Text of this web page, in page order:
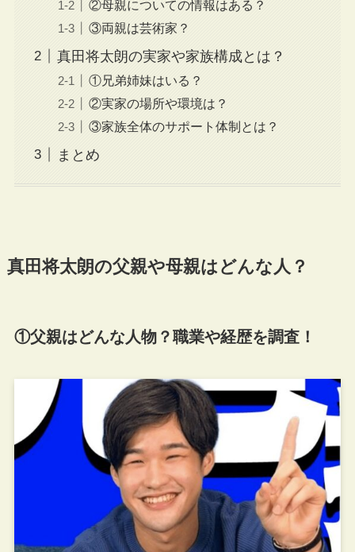
②母親についての情報はある？
③両親は芸術家？
真田将太朗の実家や家族構成とは？
①兄弟姉妹はいる？
②実家の場所や環境は？
③家族全体のサポート体制とは？
まとめ
真田将太朗の父親や母親はどんな人？
①父親はどんな人物？職業や経歴を調査！